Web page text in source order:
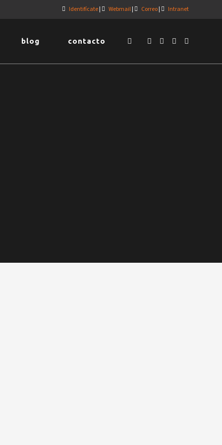
Identifícate| Webmail| Correo| Intranet
blog contacto